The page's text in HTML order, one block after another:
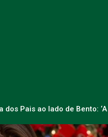
Pais ao lado de Bento: ‘A